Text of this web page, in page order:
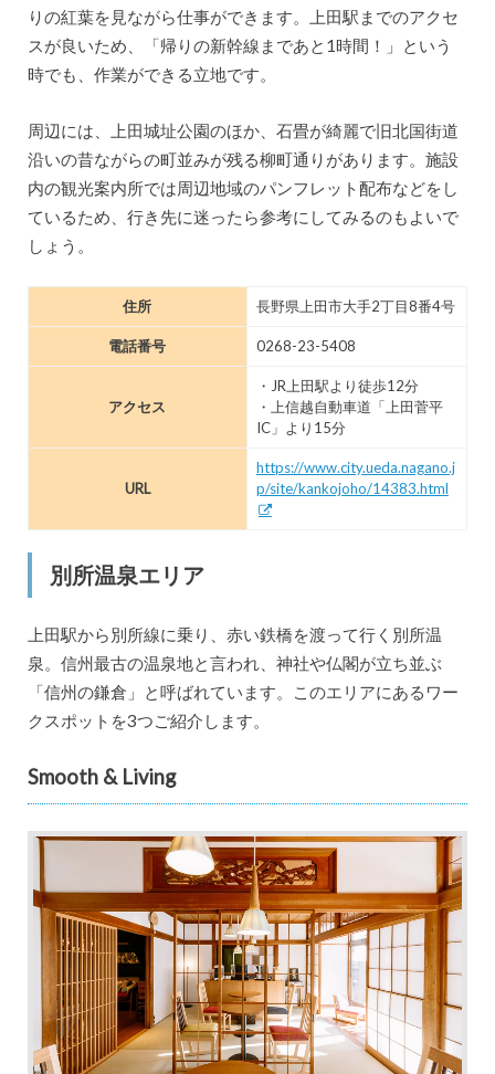
りの紅葉を見ながら仕事ができます。上田駅までのアクセ
スが良いため、「帰りの新幹線まであと1時間！」という
時でも、作業ができる立地です。
周辺には、上田城址公園のほか、石畳が綺麗で旧北国街道
沿いの昔ながらの町並みが残る柳町通りがあります。施設
内の観光案内所では周辺地域のパンフレット配布などをし
ているため、行き先に迷ったら参考にしてみるのもよいで
しょう。
住所 長野県上田市大手2丁目8番4号
電話番号 0268-23-5408
アクセス
・JR上田駅より徒歩12分
・上信越自動車道「上田菅平
IC」より15分
URL
https://www.city.ueda.nagano.j
p/site/kankojoho/14383.html
別所温泉エリア
上田駅から別所線に乗り、赤い鉄橋を渡って行く別所温
泉。信州最古の温泉地と言われ、神社や仏閣が立ち並ぶ
「信州の鎌倉」と呼ばれています。このエリアにあるワー
クスポットを3つご紹介します。
Smooth & Living